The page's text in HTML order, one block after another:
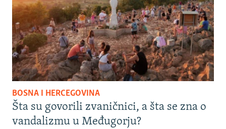
BOSNA I HERCEGOVINA
Šta su govorili zvaničnici, a šta se zna o
vandalizmu u Međugorju?